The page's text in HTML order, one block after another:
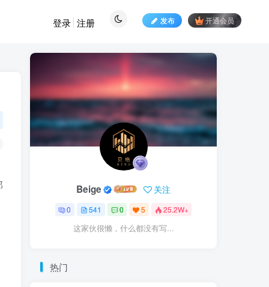
发布 开通会员
登录 注册
Beige 关注
0 541 0 5 25.2W+
这家伙很懒，什么都没有写...
热门